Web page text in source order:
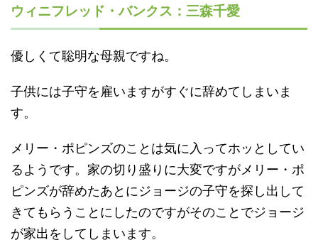
ウィニフレッド・バンクス：三森千愛
優しくて聡明な母親ですね。
子供には子守を雇いますがすぐに辞めてしまいま
す。
メリー・ポピンズのことは気に入ってホッとしてい
るようです。家の切り盛りに大変ですがメリー・ポ
ピンズが辞めたあとにジョージの子守を探し出して
きてもらうことにしたのですがそのことでジョージ
が家出をしてしまいます。